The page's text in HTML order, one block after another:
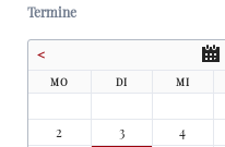
Termine
<
MO DI MI
2
3 4